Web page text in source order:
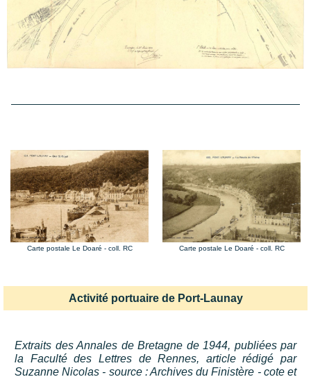
Carte postale Le Doaré - coll. RC Carte postale Le Doaré - coll. RC
Activité portuaire de Port-Launay
Extraits des Annales de Bretagne de 1944, publiées par
la Faculté des Lettres de Rennes, article rédigé par
Suzanne Nicolas - source : Archives du Finistère - cote et